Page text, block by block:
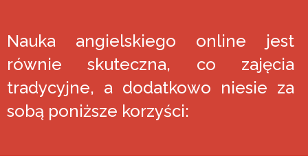
Nauka angielskiego online jest
równie skuteczna, co zajęcia
tradycyjne, a dodatkowo niesie za
sobą poniższe korzyści: